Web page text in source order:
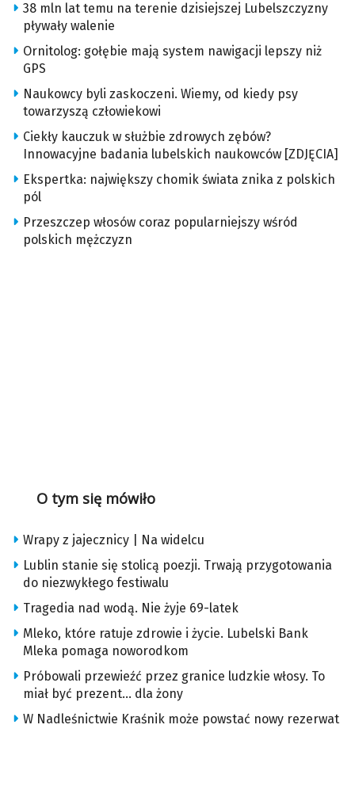
38 mln lat temu na terenie dzisiejszej Lubelszczyzny
pływały walenie
Ornitolog: gołębie mają system nawigacji lepszy niż
GPS
Naukowcy byli zaskoczeni. Wiemy, od kiedy psy
towarzyszą człowiekowi
Ciekły kauczuk w służbie zdrowych zębów?
Innowacyjne badania lubelskich naukowców [ZDJĘCIA]
Ekspertka: największy chomik świata znika z polskich
pól
Przeszczep włosów coraz popularniejszy wśród
polskich mężczyzn
O tym się mówiło
Wrapy z jajecznicy | Na widelcu
Lublin stanie się stolicą poezji. Trwają przygotowania
do niezwykłego festiwalu
Tragedia nad wodą. Nie żyje 69-latek
Mleko, które ratuje zdrowie i życie. Lubelski Bank
Mleka pomaga noworodkom
Próbowali przewieźć przez granice ludzkie włosy. To
miał być prezent… dla żony
W Nadleśnictwie Kraśnik może powstać nowy rezerwat